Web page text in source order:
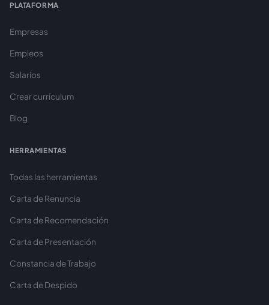
PLATAFORMA
Empresas
Empleos
Salarios
Crear currículum
Blog
HERRAMIENTAS
Todas las herramientas
Carta de Renuncia
Carta de Recomendación
Carta de Presentación
Constancia de Trabajo
Carta de Despido